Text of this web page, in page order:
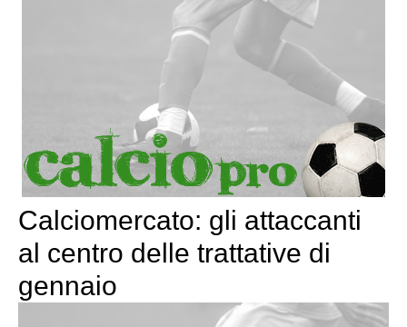
Calciomercato: gli attaccanti
al centro delle trattative di
gennaio